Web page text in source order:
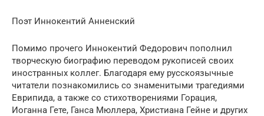
Поэт Иннокентий Анненский
Помимо прочего Иннокентий Федорович пополнил
творческую биографию переводом рукописей своих
иностранных коллег. Благодаря ему русскоязычные
читатели познакомились со знаменитыми трагедиями
Еврипида, а также со стихотворениями Горация,
Иоганна Гете, Ганса Мюллера, Христиана Гейне и других